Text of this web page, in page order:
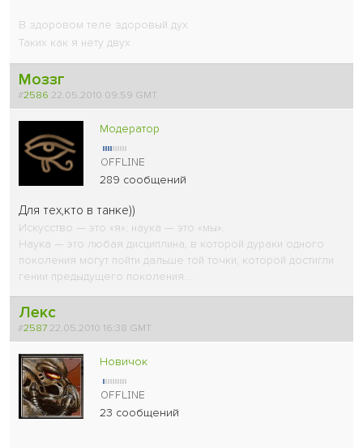
В здоровом теле здоровый дух
Таких как я нету двух
Моззг
#2586 22.05.2010 09:59 GMT
Модератор
289 сообщений
Для тех,кто в танке))
Искусство — это «я»; наука — это «мы».
Наука — это любая дисциплина, в которой дураки одного
поколения могут пойти дальше той точки, которой достигли
гении предыдущего поколения...
Лекс
#258722.05.2010 16:38 GMT
Новичок
23 сообщений